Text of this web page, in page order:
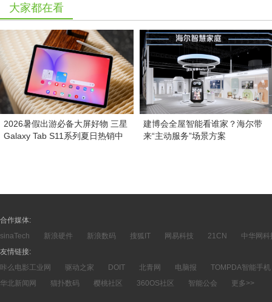
大家都在看
2026暑假出游必备大屏好物 三星
Galaxy Tab S11系列夏日热销中
建博会全屋智能看谁家？海尔带
来“主动服务”场景方案
合作媒体:
sinaTech
新浪硬件 新浪数码 搜狐IT 网易科技 21CN
中华网科
友情链接:
咔么电影工业网
驱动之家 DOIT 北青网 电脑报
TOMPDA智能手机
华北新闻网
猫扑数码 樱桃社区 360OS社区 智能公会 更多>>